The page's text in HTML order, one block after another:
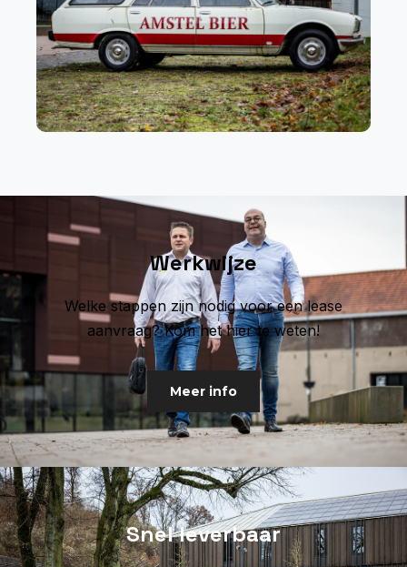
Werkwijze
Welke stappen zijn nodig voor een lease
aanvraag? Kom het hier te weten!
Meer info
Snel leverbaar